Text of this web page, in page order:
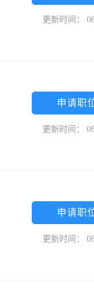
更新时间：
申请职
更新时间：
申请职
更新时间：